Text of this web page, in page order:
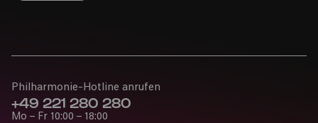
Philharmonie-Hotline anrufen
+49 221 280 280
Mo – Fr 10:00 – 18:00